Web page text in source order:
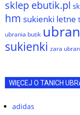
sklep ebutik.pl
hm sukienki letne
ubrania butik
sukienki zara
WIĘCEJ O TANICH
adidas